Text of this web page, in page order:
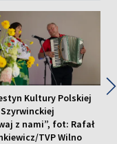
Kultury Polskiej
z nami”, fot: Rafał
TVP Wilno
▶